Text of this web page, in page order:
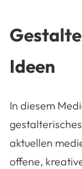
Ideen
In diesem
aktuellen
offene,